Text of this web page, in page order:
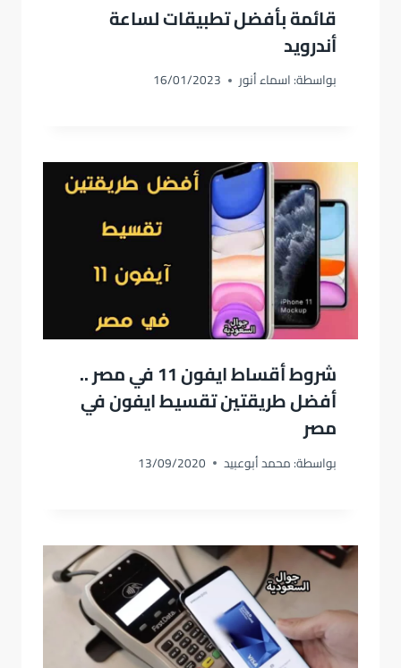
قائمة بأفضل تطبيقات لساعة
أندرويد
بواسطة:اسماء أنور 16/01/2023
شروط أقساط ايفون 11 في مصر ..
أفضل طريقتين تقسيط ايفون في
مصر
بواسطة:محمد أبوعبيد 13/09/2020